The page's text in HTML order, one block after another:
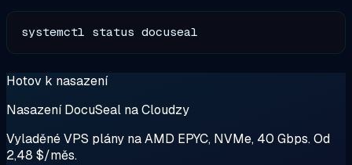
Hotov k nasazení
Nasazení DocuSeal na Cloudzy
Vyladěné VPS plány na AMD EPYC, NVMe, 40 Gbps. Od
2,48 $/měs.